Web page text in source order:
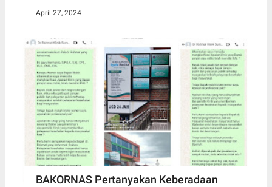
April 27, 2024
BAKORNAS Pertanyakan Keberadaan